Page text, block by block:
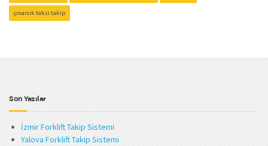
çınarcık taksi takip
Son Yazılar
İzmir Forklift Takip Sistemi
Yalova Forklift Takip Sistemi